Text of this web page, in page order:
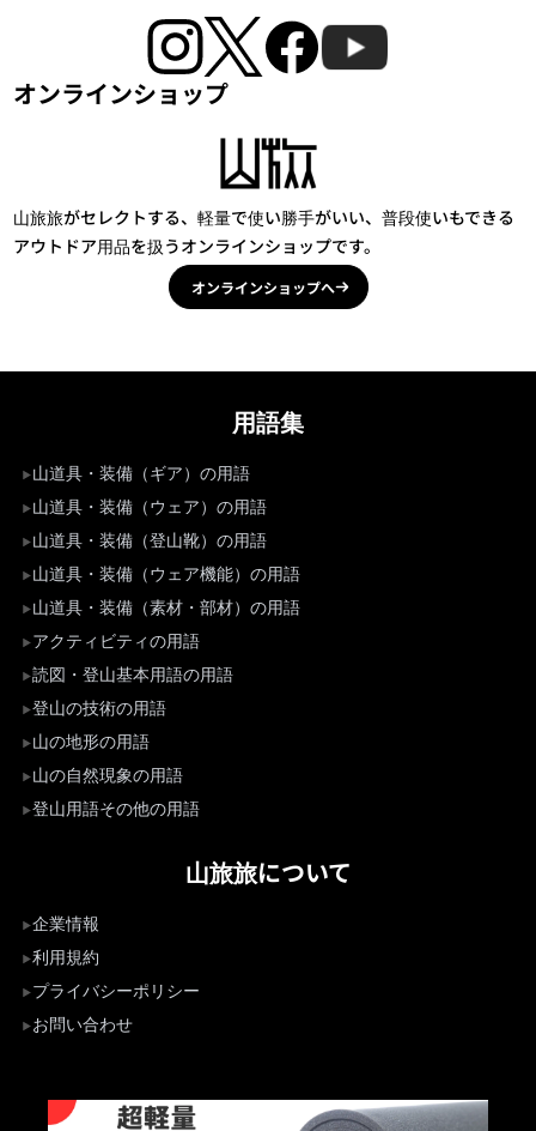
オンラインショップ
山旅旅がセレクトする、軽量で使い勝手がいい、普段使いもできる
アウトドア用品を扱うオンラインショップです。
オンラインショップへ
用語集
山道具・装備（ギア）の用語
山道具・装備（ウェア）の用語
山道具・装備（登山靴）の用語
山道具・装備（ウェア機能）の用語
山道具・装備（素材・部材）の用語
アクティビティの用語
読図・登山基本用語の用語
登山の技術の用語
山の地形の用語
山の自然現象の用語
登山用語その他の用語
山旅旅について
企業情報
利用規約
プライバシーポリシー
お問い合わせ